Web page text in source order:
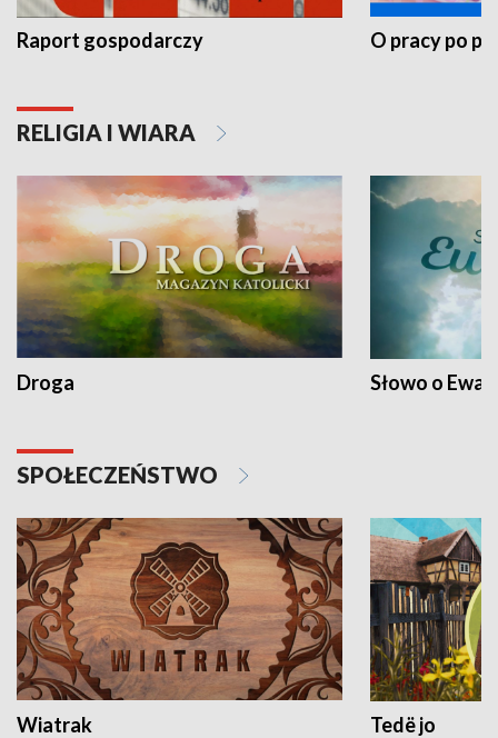
Raport gospodarczy O pracy po
RELIGIA I WIARA
Droga Słowo o
SPOŁECZEŃSTWO
Wiatrak Tedë jo